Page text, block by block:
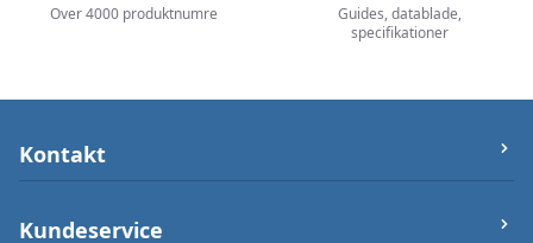
Over 4000 produktnumre
Guides, datablade,
specifikationer
Kontakt
Kundeservice